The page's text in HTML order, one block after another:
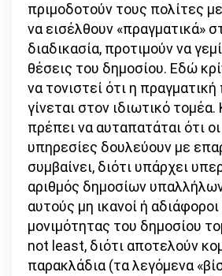
πριμοδοτούν τους πολίτες
να εισέλθουν «πραγματικά»
διαδικασία, προτιμούν να
θέσεις του δημοσίου. Εδώ
να τονιστεί ότι η
γίνεται στον ιδιωτικό τομέα.
πρέπει να αυταπατάται ότι
υπηρεσίες δουλεύουν με
συμβαίνει, διότι υπάρχει
αριθμός δημοσίων
αυτούς μη ικανοί ή αδιάφοροι
μονιμότητας του δημοσίου
not least, διότι αποτελούν
παρακλάδια (τα λεγόμενα